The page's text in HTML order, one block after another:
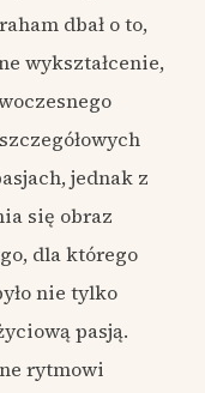
dbał o to,
wykształcenie,
jednak z
się obraz
dla którego
nie tylko
pasją.
rytmowi